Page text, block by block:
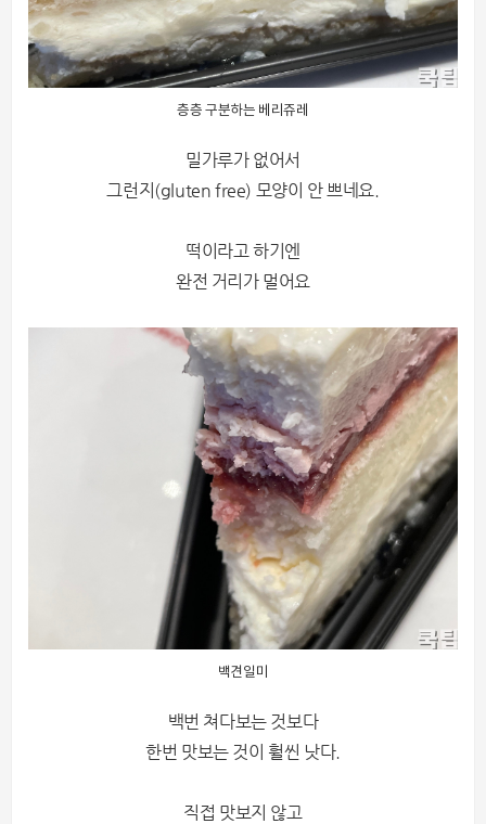
층층 구분하는 베리쥬레
밀가루가 없어서
그런지(gluten free) 모양이 안 쁘네요.
떡이라고 하기엔
완전 거리가 멀어요
백견일미
백번 쳐다보는 것보다
한번 맛보는 것이 훨씬 낫다.
직접 맛보지 않고